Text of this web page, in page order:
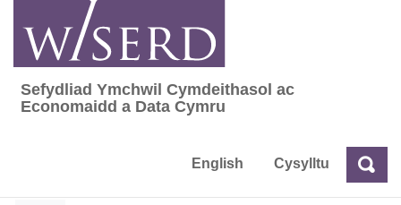
content
Sefydliad Ymchwil Cymdeithasol ac
Sefydliad Ymchwil Cymdeithasol ac
Economaidd a Data Cymru
English Cysylltu Chwilio